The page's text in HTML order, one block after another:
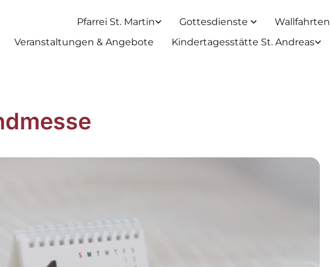
Pfarrei St. Martin Gottesdienste Wallfahrten
Veranstaltungen & Angebote
Kindertagesstätte St. Andreas